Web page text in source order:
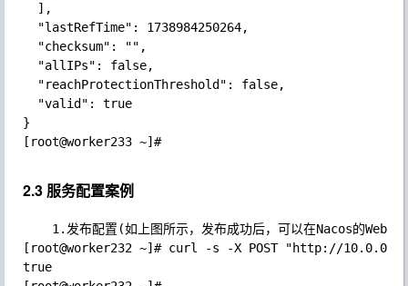
  ],
  "lastRefTime": 1738984250264,
  "checksum": "",
  "allIPs": false,
  "reachProtectionThreshold": false,
  "valid": true
}
[root@worker233 ~]#
2.3 服务配置案例
[root@worker232 ~]# curl -s -X POST "http://
true